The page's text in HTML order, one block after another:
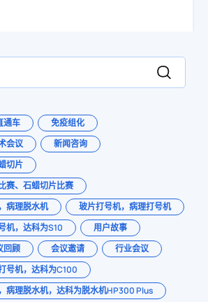
通车
免疫组化
会议
新闻咨询
切片
赛、石蜡切片比赛
病理脱水机
玻片打号机，病理打号机
机，达科为S10
用户故事
回顾 会议邀请
行业会议
号机，达科为C100
病理脱水机，达科为脱水机HP300 Plus